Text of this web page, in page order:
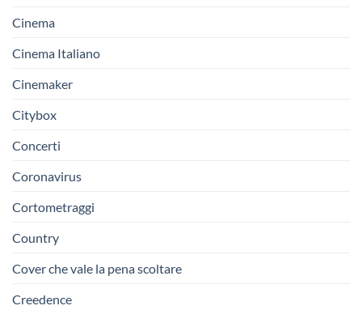
Cinema
Cinema Italiano
Cinemaker
Citybox
Concerti
Coronavirus
Cortometraggi
Country
Cover che vale la pena scoltare
Creedence